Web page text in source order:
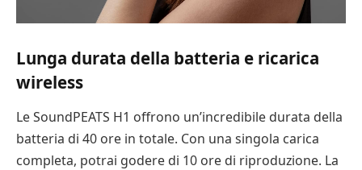
Lunga durata della batteria e ricarica
wireless
Le SoundPEATS H1 offrono un’incredibile durata della
batteria di 40 ore in totale. Con una singola carica
completa, potrai godere di 10 ore di riproduzione. La